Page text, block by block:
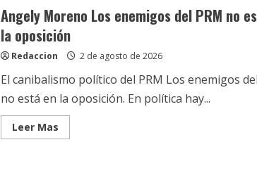
mayoría
de
la
corriente
Eugenio
de
Hostos
pasan
a
respaldar
la
candidatura
Angely Moreno Los enemigos del PRM no
la oposición
Redaccion 2 de agosto de 2026
El canibalismo político del PRM Los enemigos
no está en la oposición. En política hay...
Leer MasRead
more